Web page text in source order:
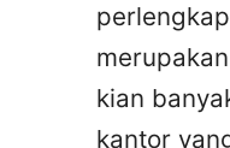
kian
kantor